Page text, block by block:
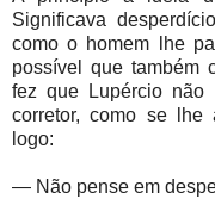
Significava
como o homem lhe
possível que também
fez que Lupércio
corretor, como se lhe
logo:
— Não pense em